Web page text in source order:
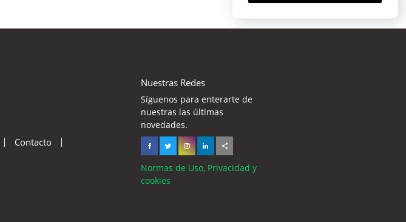
Contacto
Nuestras Redes
Síguenos para enterarte de
nuestras las últimas
novedades.
Normas de Uso, Privacidad y
cookies